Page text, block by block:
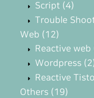
Script (4)
Trouble
Web (12)
Reactive web
Wordpress
Reactive
Others (19)